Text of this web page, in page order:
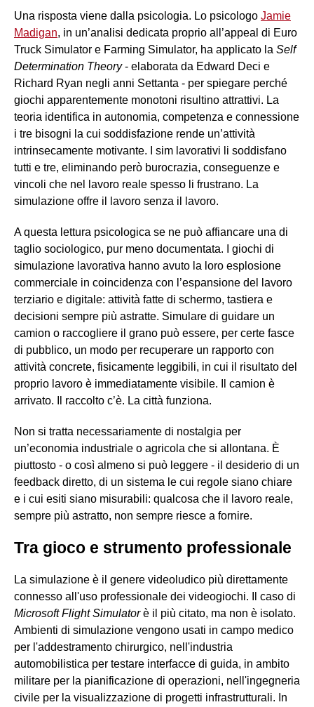
Una risposta viene dalla psicologia. Lo psicologo Jamie
Madigan, in un’analisi dedicata proprio all’appeal di Euro
Truck Simulator e Farming Simulator, ha applicato la Self
Determination Theory- elaborata da Edward Deci e
Richard Ryan negli anni Settanta - per spiegare perché
giochi apparentemente monotoni risultino attrattivi. La
teoria identifica in autonomia, competenza e connessione
i tre bisogni la cui soddisfazione rende un’attività
intrinsecamente motivante. I sim lavorativi li soddisfano
tutti e tre, eliminando però burocrazia, conseguenze e
vincoli che nel lavoro reale spesso li frustrano. La
simulazione offre il lavoro senza il lavoro.
A questa lettura psicologica se ne può affiancare una di
taglio sociologico, pur meno documentata. I giochi di
simulazione lavorativa hanno avuto la loro esplosione
commerciale in coincidenza con l’espansione del lavoro
terziario e digitale: attività fatte di schermo, tastiera e
decisioni sempre più astratte. Simulare di guidare un
camion o raccogliere il grano può essere, per certe fasce
di pubblico, un modo per recuperare un rapporto con
attività concrete, fisicamente leggibili, in cui il risultato del
proprio lavoro è immediatamente visibile. Il camion è
arrivato. Il raccolto c’è. La città funziona.
Non si tratta necessariamente di nostalgia per
un’economia industriale o agricola che si allontana. È
piuttosto - o così almeno si può leggere - il desiderio di un
feedback diretto, di un sistema le cui regole siano chiare
e i cui esiti siano misurabili: qualcosa che il lavoro reale,
sempre più astratto, non sempre riesce a fornire.
Tra gioco e strumento professionale
La simulazione è il genere videoludico più direttamente
connesso all'uso professionale dei videogiochi. Il caso di
Microsoft Flight Simulatorè il più citato, ma non è isolato.
Ambienti di simulazione vengono usati in campo medico
per l'addestramento chirurgico, nell'industria
automobilistica per testare interfacce di guida, in ambito
militare per la pianificazione di operazioni, nell'ingegneria
civile per la visualizzazione di progetti infrastrutturali. In